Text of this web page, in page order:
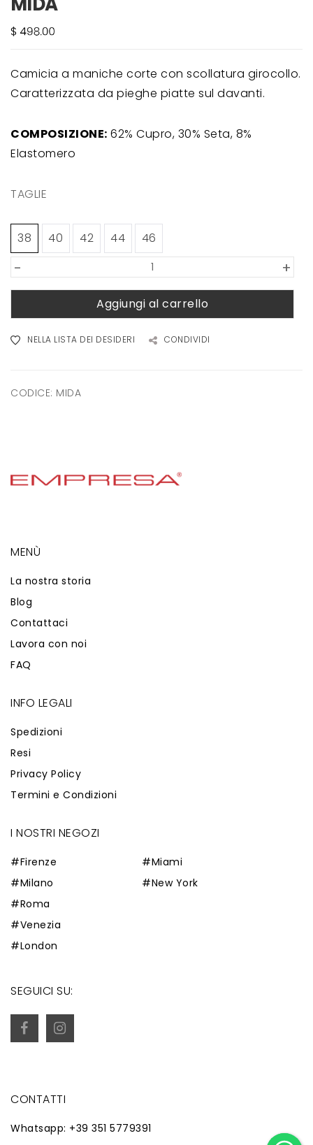
Camicia a maniche corte con scollatura girocollo.
Caratterizzata da pieghe piatte sul davanti.
COMPOSIZIONE: 62% Cupro, 30% Seta, 8%
Elastomero
TAGLIE
38 40 42 44 46
+
-
Aggiungi al carrello
NELLA LISTA DEI DESIDERI CONDIVIDI
CODICE: MIDA
MENÙ
La nostra storia
Blog
Contattaci
Lavora con noi
FAQ
INFO LEGALI
Spedizioni
Resi
Privacy Policy
Termini e Condizioni
I NOSTRI NEGOZI
#Firenze
#Milano
#Roma
#Venezia
#London
#Miami
#New York
SEGUICI SU:
CONTATTI
Whatsapp: +39 351 5779391